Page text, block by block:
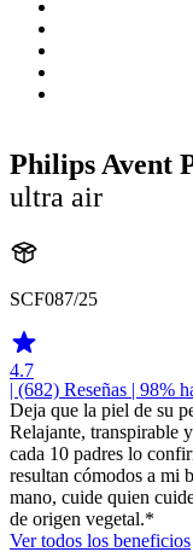
Philips Avent
ultra air
SCF087/25
4.7
| (682) Reseñas | 98%
Deja que la piel de su
Relajante, transpirable
cada 10 padres lo
resultan cómodos a mi
mano, cuide quien
de origen vegetal.*
Ver todos los beneficios